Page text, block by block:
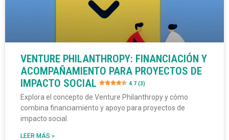
VENTURE PHILANTHROPY: FINANCIACIÓN Y
ACOMPAÑAMIENTO PARA PROYECTOS DE
IMPACTO SOCIAL
4.7 (3)
Explora el concepto de Venture Philanthropy y cómo
combina financiamiento y apoyo para proyectos de
impacto social.
LEER MÁS »